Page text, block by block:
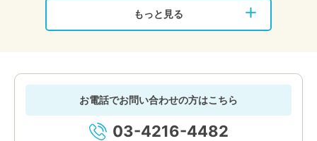
もっと見る
お電話でお問い合わせの方はこちら
03-4216-4482